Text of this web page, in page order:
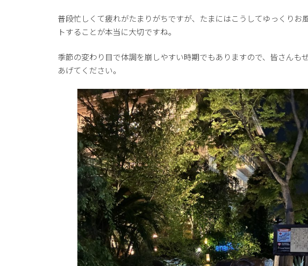
普段忙しくて疲れがたまりがちですが、たまにはこうしてゆっくりお
トすることが本当に大切ですね。
季節の変わり目で体調を崩しやすい時期でもありますので、皆さんも
あげてください。